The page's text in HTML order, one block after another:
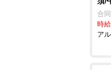
合
時
ア